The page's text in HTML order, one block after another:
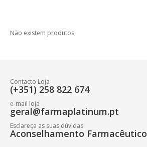
Não existem produtos
Contacto Loja
(+351) 258 822 674
e-mail loja
geral@farmaplatinum.pt
Esclareça as suas dúvidas!
Aconselhamento Farmacêutico